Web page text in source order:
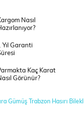
Nasıl
Yıl Garanti
Kaç Karat
Görünür?
Gümüş Trabzon Hasırı